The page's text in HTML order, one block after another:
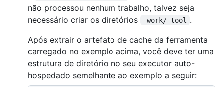
não processou nenhum trabalho, talvez seja
necessário criar os diretórios
_work/_tool
.
Após extrair o artefato de cache da ferramenta
carregado no exemplo acima, você deve ter uma
estrutura de diretório no seu executor auto-
hospedado semelhante ao exemplo a seguir: